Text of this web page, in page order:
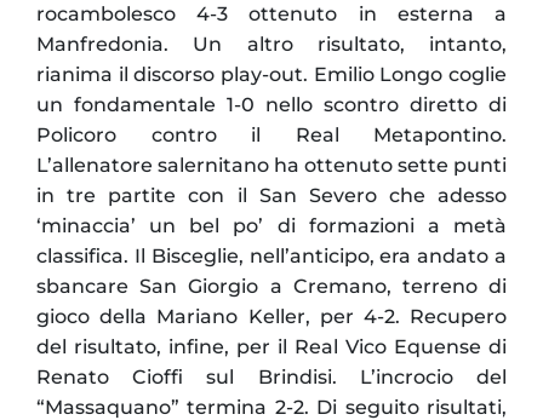
rocambolesco 4-3 ottenuto in esterna a
Manfredonia. Un altro risultato, intanto,
rianima il discorso play-out. Emilio Longo coglie
un fondamentale 1-0 nello scontro diretto di
Policoro contro il Real Metapontino.
L’allenatore salernitano ha ottenuto sette punti
in tre partite con il San Severo che adesso
‘minaccia’ un bel po’ di formazioni a metà
classifica. Il Bisceglie, nell’anticipo, era andato a
sbancare San Giorgio a Cremano, terreno di
gioco della Mariano Keller, per 4-2. Recupero
del risultato, infine, per il Real Vico Equense di
Renato Cioffi sul Brindisi. L’incrocio del
“Massaquano” termina 2-2. Di seguito risultati,